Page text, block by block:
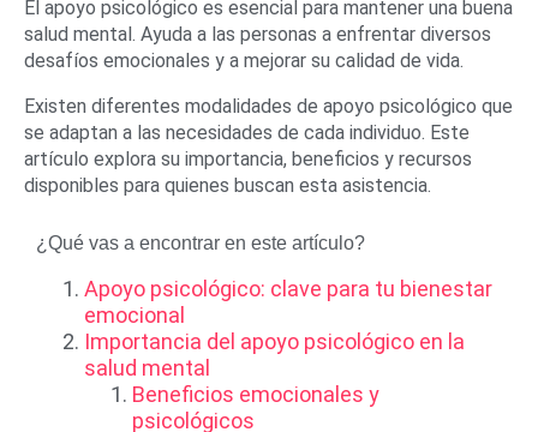
El apoyo psicológico es esencial para mantener una buena
salud mental. Ayuda a las personas a enfrentar diversos
desafíos emocionales y a mejorar su calidad de vida.
Existen diferentes modalidades de apoyo psicológico que
se adaptan a las necesidades de cada individuo. Este
artículo explora su importancia, beneficios y recursos
disponibles para quienes buscan esta asistencia.
¿Qué vas a encontrar en este artículo?
Apoyo psicológico: clave para tu bienestar
emocional
Importancia del apoyo psicológico en la
salud mental
Beneficios emocionales y
psicológicos